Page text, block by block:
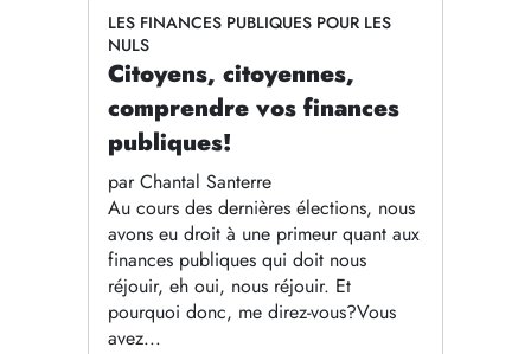
LES FINANCES PUBLIQUES POUR LES
NULS
Citoyens, citoyennes,
comprendre vos finances
publiques!
par Chantal Santerre
Au cours des dernières élections, nous
avons eu droit à une primeur quant aux
finances publiques qui doit nous
réjouir, eh oui, nous réjouir. Et
pourquoi donc, me direz-vous?Vous
avez...